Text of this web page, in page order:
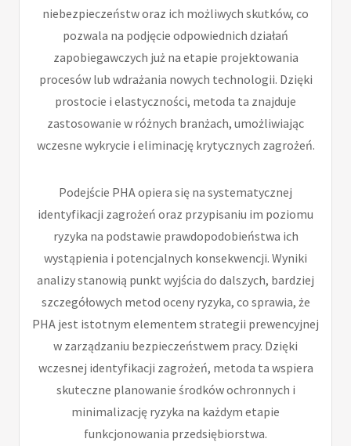
niebezpieczeństw oraz ich możliwych skutków, co
pozwala na podjęcie odpowiednich działań
zapobiegawczych już na etapie projektowania
procesów lub wdrażania nowych technologii. Dzięki
prostocie i elastyczności, metoda ta znajduje
zastosowanie w różnych branżach, umożliwiając
wczesne wykrycie i eliminację krytycznych zagrożeń.
Podejście PHA opiera się na systematycznej
identyfikacji zagrożeń oraz przypisaniu im poziomu
ryzyka na podstawie prawdopodobieństwa ich
wystąpienia i potencjalnych konsekwencji. Wyniki
analizy stanowią punkt wyjścia do dalszych, bardziej
szczegółowych metod oceny ryzyka, co sprawia, że
PHA jest istotnym elementem strategii prewencyjnej
w zarządzaniu bezpieczeństwem pracy. Dzięki
wczesnej identyfikacji zagrożeń, metoda ta wspiera
skuteczne planowanie środków ochronnych i
minimalizację ryzyka na każdym etapie
funkcjonowania przedsiębiorstwa.